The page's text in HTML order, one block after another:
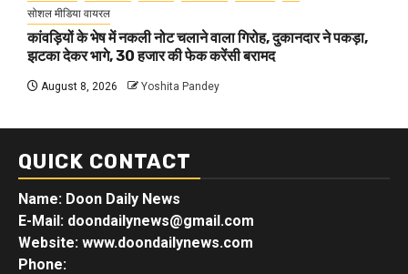
सोशल मीडिया वायरल
कांवड़ियों के भेष में नकली नोट चलाने वाला गिरोह, दुकानदार ने पकड़ा,
झटका देकर भागे, 30 हजार की फेक करेंसी बरामद
August 8, 2026 Yoshita Pandey
QUICK CONTACT
Name: Doon Daily News
E-Mail: doondailynews@gmail.com
Website: www.doondailynews.com
Phone: